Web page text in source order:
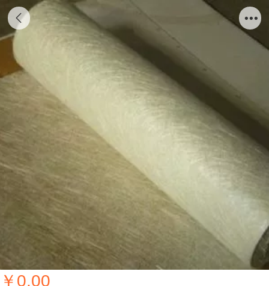
玻纤布短切毡 (1)
￥0.00